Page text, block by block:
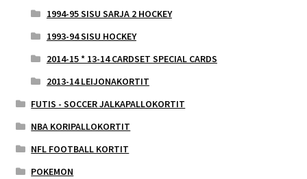
1994-95 SISU SARJA 2 HOCKEY
1993-94 SISU HOCKEY
2014-15 * 13-14 CARDSET SPECIAL CARDS
2013-14 LEIJONAKORTIT
FUTIS - SOCCER JALKAPALLOKORTIT
NBA KORIPALLOKORTIT
NFL FOOTBALL KORTIT
POKEMON